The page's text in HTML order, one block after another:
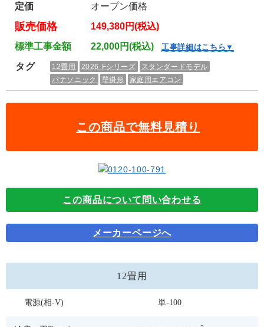
定価
オープン価格
販売価格
149,380円(税込)
標準工事金額
22,000円(税込) 工事詳細はこちら▼
タグ 12畳用 2026-Fシリーズ
スタンダードモデル
パナソニック
壁掛形 家庭用エアコン
この商品で無料見積り
この商品について問い合わせる
メーカーページへ
12畳用
電源(相-V) 単-100